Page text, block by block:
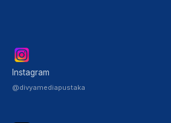
Instagram
@divyamediapustaka